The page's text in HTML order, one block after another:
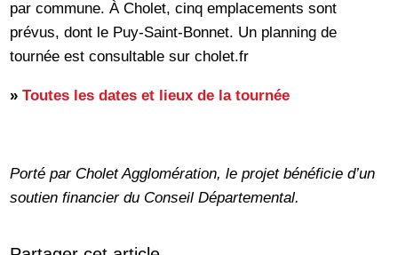
par commune. À Cholet, cinq emplacements sont
prévus, dont le Puy-Saint-Bonnet. Un planning de
tournée est consultable sur cholet.fr
»Toutes les dates et lieux de la tournée
Porté par Cholet Agglomération, le projet bénéficie d’un
soutien financier du Conseil Départemental.